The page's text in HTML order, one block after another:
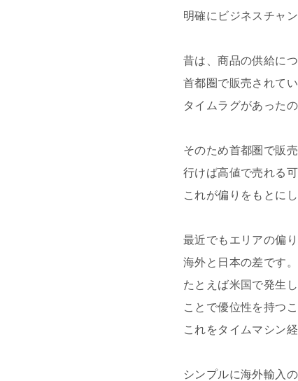
明確にビジネスチャ
昔は、商品の供給に
首都圏で販売されて
タイムラグがあったの
そのため首都圏で販
行けば高値で売れる
これが偏りをもとに
最近でもエリアの偏り
海外と日本の差です。
たとえば米国で発生
ことで優位性を持つ
これをタイムマシン
シンプルに海外輸入